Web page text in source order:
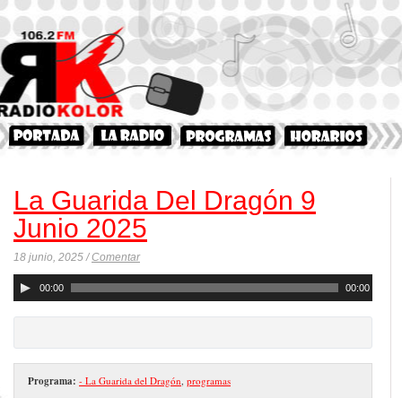
La Guarida Del Dragón 9
Junio 2025
18 junio, 2025 /Comentar
Reproductor
audio
00:00 00:00
Programa: - La Guarida del Dragón, programas